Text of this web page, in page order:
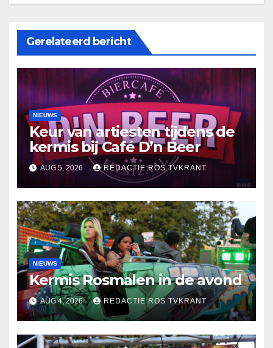
Gerelateerd bericht
NIEUWS
Keur van artiesten tijdens de
kermis bij Café D’n Beer
AUG 5, 2026 REDACTIE ROS TVKRANT
NIEUWS
Kermis Rosmalen in de avond
AUG 4, 2026 REDACTIE ROS TVKRANT